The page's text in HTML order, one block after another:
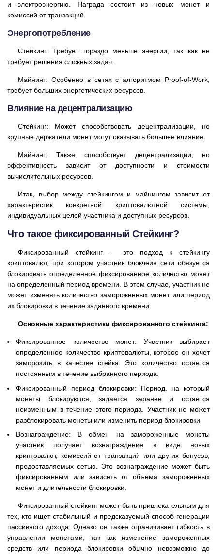
и электроэнергию. Награда состоит из новых монет и
комиссий от транзакций.
Энергопотребление
Стейкинг: Требует гораздо меньше энергии, так как не
требует решения сложных задач.
Майнинг: Особенно в сетях с алгоритмом Proof-of-Work,
требует больших энергетических ресурсов.
Влияние на децентрализацию
Стейкинг: Может способствовать децентрализации, но
крупные держатели монет могут оказывать большее влияние.
Майнинг: Также способствует децентрализации, но
эффективность зависит от доступности и стоимости
вычислительных ресурсов.
Итак, выбор между стейкингом и майнингом зависит от
характеристик конкретной криптовалютной системы,
индивидуальных целей участника и доступных ресурсов.
Что такое фиксированный Стейкинг?
Фиксированный стейкинг — это подход к стейкингу
криптовалют, при котором участник блокчейн сети обязуется
блокировать определенное фиксированное количество монет
на определенный период времени. В этом случае, участник не
может изменять количество замороженных монет или период
их блокировки в течение заданного времени.
Основные характеристики фиксированного стейкинга:
Фиксированное количество монет: Участник выбирает
определенное количество криптовалюты, которое он хочет
заморозить в качестве стейка. Это количество остается
постоянным в течение выбранного периода.
Фиксированный период блокировки: Период, на который
монеты блокируются, задается заранее и остается
неизменным в течение этого периода. Участник не может
разблокировать монеты или изменить период блокировки.
Вознаграждение: В обмен на замороженные монеты
участник получает вознаграждение в виде новых
криптовалют, комиссий от транзакций или других бонусов,
предоставляемых сетью. Это вознаграждение может быть
фиксированным или зависеть от объема замороженных
монет и длительности блокировки.
Фиксированный стейкинг может быть привлекательным для
тех, кто ищет стабильный и предсказуемый способ генерации
пассивного дохода. Однако он также ограничивает гибкость в
управлении монетами, так как изменение замороженных
средств или периода блокировки обычно невозможно до